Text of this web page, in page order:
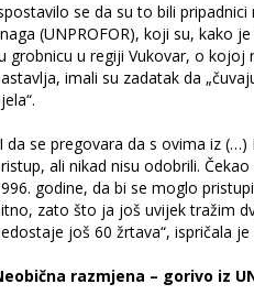
se da su to bili
(UNPROFOR), koji su, kako
grobnicu u regiji Vukovar, o kojoj
imali su zadatak da
da se pregovara da s ovima iz
ali nikad nisu odobrili.
godine, da bi se moglo
zato što ja još uvijek tražim
još 60 žrtava“, ispričala je
razmjena – gorivo iz